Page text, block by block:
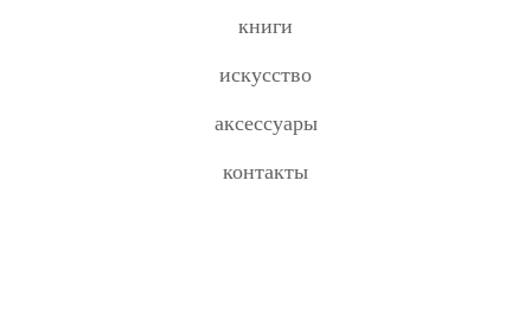
книги
искусство
аксессуары
контакты